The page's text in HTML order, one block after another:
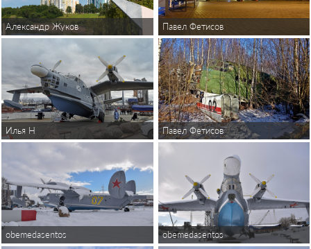
Александр Жуков Павел Фетисов
Илья Н Павел Фетисов
obemedasentos obemedasentos